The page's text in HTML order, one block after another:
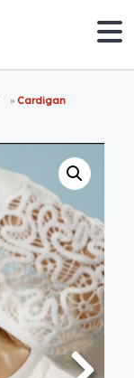
»Cardigan